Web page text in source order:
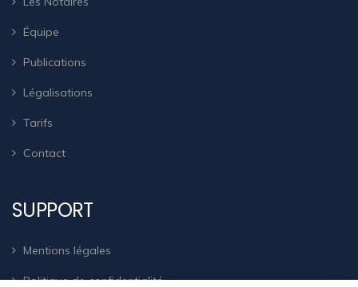
Équipe
Publications
Légalisations
Tarifs
Contact
SUPPORT
Mentions légales
Politique de confidentialité